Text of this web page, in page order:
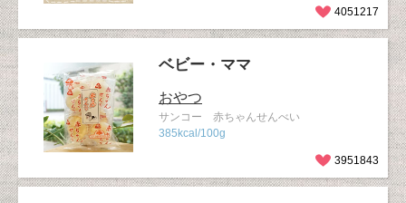
4051217
ベビー・ママ
おやつ
サンコー 赤ちゃんせんべい
385kcal/100g
3951843